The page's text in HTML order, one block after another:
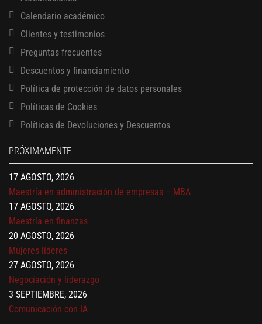
Calendario académico
Clientes y testimonios
Preguntas frecuentes
Descuentos y financiamiento
Política de protección de datos personales
Políticas de Cookies
Políticas de Devoluciones y Descuentos
PRÓXIMAMENTE
Finanzas para no financieros
17 AGOSTO, 2026
17 AGOSTO, 2026
Maestría en administración de empresas – MBA
17 AGOSTO, 2026
Maestría en finanzas
20 AGOSTO, 2026
Mujeres líderes
27 AGOSTO, 2026
Negociación y liderazgo
3 SEPTIEMBRE, 2026
Comunicación con IA